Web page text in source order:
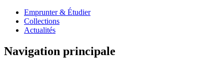
Emprunter & Étudier
Collections
Actualités
Navigation principale